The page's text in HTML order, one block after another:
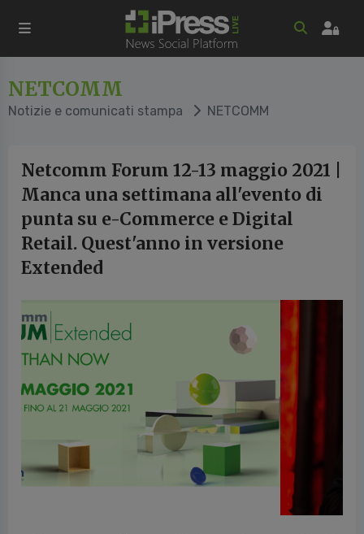
NETCOMM
Notizie e comunicati stampa NETCOMM
Netcomm Forum 12-13 maggio 2021 |
Manca una settimana all'evento di
punta su e-Commerce e Digital
Retail. Quest'anno in versione
Extended